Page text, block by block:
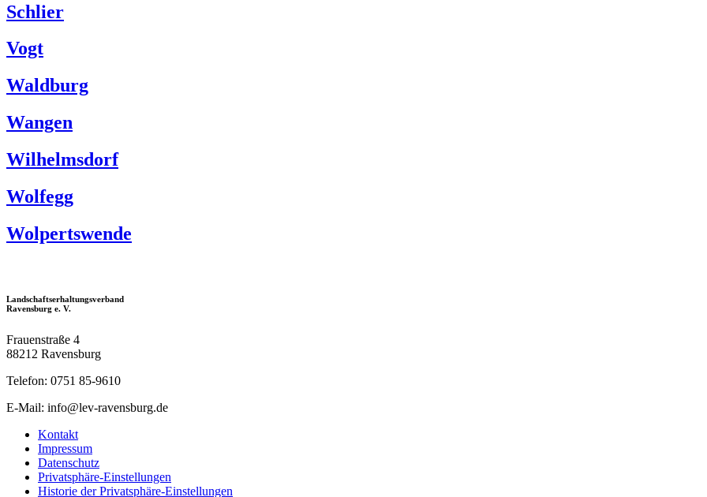
Schlier
Vogt
Waldburg
Wangen
Wilhelmsdorf
Wolfegg
Wolpertswende
Landschaftserhaltungsverband
Ravensburg e. V.
Frauenstraße 4
88212 Ravensburg
Telefon: 0751 85-9610
E-Mail: info@lev-ravensburg.de
Kontakt
Impressum
Datenschutz
Privatsphäre-Einstellungen
Historie der Privatsphäre-Einstellungen